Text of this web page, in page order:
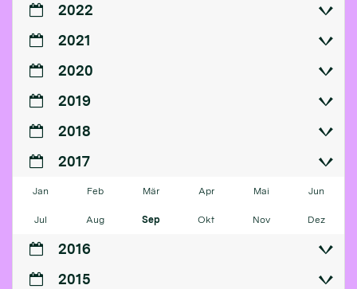
2022
2021
2020
2019
2018
2017
Jan Feb Mär Apr Mai Jun
Jul Aug Sep Okt Nov Dez
2016
2015